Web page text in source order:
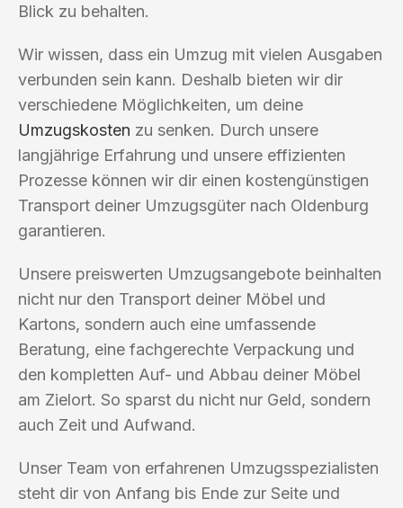
Blick zu behalten.
Wir wissen, dass ein Umzug mit vielen Ausgaben
verbunden sein kann. Deshalb bieten wir dir
verschiedene Möglichkeiten, um deine
Umzugskosten zu senken. Durch unsere
langjährige Erfahrung und unsere effizienten
Prozesse können wir dir einen kostengünstigen
Transport deiner Umzugsgüter nach Oldenburg
garantieren.
Unsere preiswerten Umzugsangebote beinhalten
nicht nur den Transport deiner Möbel und
Kartons, sondern auch eine umfassende
Beratung, eine fachgerechte Verpackung und
den kompletten Auf- und Abbau deiner Möbel
am Zielort. So sparst du nicht nur Geld, sondern
auch Zeit und Aufwand.
Unser Team von erfahrenen Umzugsspezialisten
steht dir von Anfang bis Ende zur Seite und